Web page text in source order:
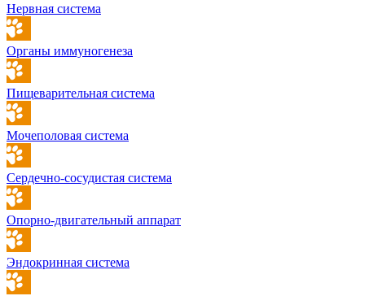
Нервная система
Органы иммуногенеза
Пищеварительная система
Мочеполовая система
Сердечно-сосудистая система
Опорно-двигательный аппарат
Эндокринная система